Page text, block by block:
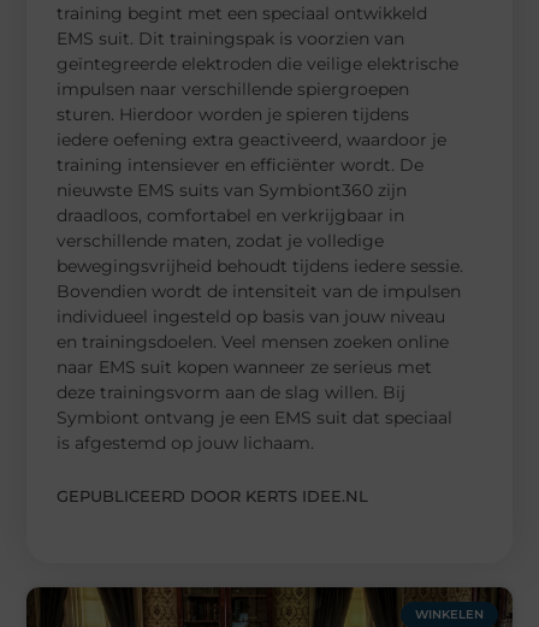
training begint met een speciaal ontwikkeld
EMS suit. Dit trainingspak is voorzien van
geïntegreerde elektroden die veilige elektrische
impulsen naar verschillende spiergroepen
sturen. Hierdoor worden je spieren tijdens
iedere oefening extra geactiveerd, waardoor je
training intensiever en efficiënter wordt. De
nieuwste EMS suits van Symbiont360 zijn
draadloos, comfortabel en verkrijgbaar in
verschillende maten, zodat je volledige
bewegingsvrijheid behoudt tijdens iedere sessie.
Bovendien wordt de intensiteit van de impulsen
individueel ingesteld op basis van jouw niveau
en trainingsdoelen. Veel mensen zoeken online
naar EMS suit kopen wanneer ze serieus met
deze trainingsvorm aan de slag willen. Bij
Symbiont ontvang je een EMS suit dat speciaal
is afgestemd op jouw lichaam.
GEPUBLICEERD DOOR KERTS IDEE.NL
WINKELEN